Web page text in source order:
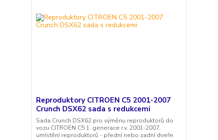
Reproduktory CITROEN C5 2001-2007
Crunch DSX62 sada s redukcemi
Sada Crunch DSX62 pro výměnu reproduktorů do
vozu CITROEN C5 1. generace r.v. 2001-2007,
umístění reproduktorů - přední nebo zadní dveře.